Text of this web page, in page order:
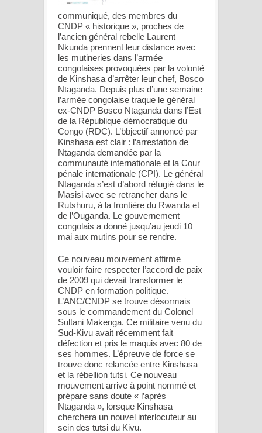
communiqué, des membres du
CNDP « historique », proches de
l’ancien général rebelle Laurent
Nkunda prennent leur distance avec
les mutineries dans l’armée
congolaises provoquées par la volonté
de Kinshasa d’arrêter leur chef, Bosco
Ntaganda. Depuis plus d’une semaine
l’armée congolaise traque le général
ex-CNDP Bosco Ntaganda dans l’Est
de la République démocratique du
Congo (RDC). L’bbjectif annoncé par
Kinshasa est clair : l’arrestation de
Ntaganda demandée par la
communauté internationale et la Cour
pénale internationale (CPI). Le général
Ntaganda s’est d’abord réfugié dans le
Masisi avec se retrancher dans le
Rutshuru, à la frontière du Rwanda et
de l’Ouganda. Le gouvernement
congolais a donné jusqu’au jeudi 10
mai aux mutins pour se rendre.
Ce nouveau mouvement affirme
vouloir faire respecter l’accord de paix
de 2009 qui devait transformer le
CNDP en formation politique.
L’ANC/CNDP se trouve désormais
sous le commandement du Colonel
Sultani Makenga. Ce militaire venu du
Sud-Kivu avait récemment fait
défection et pris le maquis avec 80 de
ses hommes. L’épreuve de force se
trouve donc relancée entre Kinshasa
et la rébellion tutsi. Ce nouveau
mouvement arrive à point nommé et
prépare sans doute « l’après
Ntaganda », lorsque Kinshasa
cherchera un nouvel interlocuteur au
sein des tutsi du Kivu.